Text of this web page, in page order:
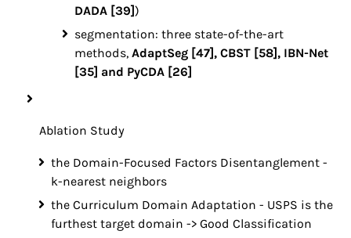
DADA [39])
segmentation: three state-of-the-art
methods, AdaptSeg [47], CBST [58], IBN-Net
[35] and PyCDA [26]
Ablation Study
the Domain-Focused Factors Disentanglement -
k-nearest neighbors
the Curriculum Domain Adaptation - USPS is the
furthest target domain -> Good Classification